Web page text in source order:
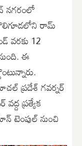
రామ్
వరకు 12
ఈ
ప్రదేశ్ గవర్నర్
ప్రత్యేక
టెంపుల్ నుంచి